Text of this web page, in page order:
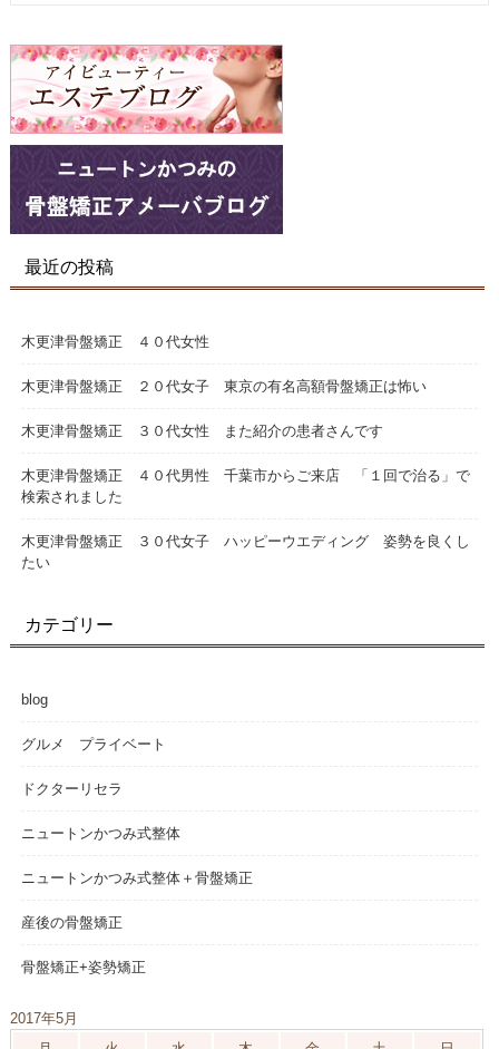
最近の投稿
木更津骨盤矯正 ４０代女性
木更津骨盤矯正 ２０代女子 東京の有名高額骨盤矯正は怖い
木更津骨盤矯正 ３０代女性 また紹介の患者さんです
木更津骨盤矯正 ４０代男性 千葉市からご来店 「１回で治る」で
検索されました
木更津骨盤矯正 ３０代女子 ハッピーウエディング 姿勢を良くし
たい
カテゴリー
blog
グルメ プライベート
ドクターリセラ
ニュートンかつみ式整体
ニュートンかつみ式整体＋骨盤矯正
産後の骨盤矯正
骨盤矯正+姿勢矯正
2017年5月